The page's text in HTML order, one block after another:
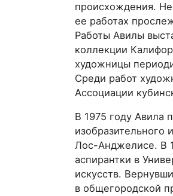
происхождения.
ее работах
Работы Авилы
коллекции
художницы
Среди работ
Ассоциации
В 1975 году Авила
изобразительного
Лос-Анджелисе. В
аспирантки в
искусств.
в общегородской